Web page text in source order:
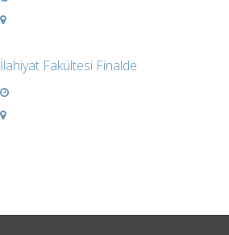
İlahiyat Fakültesi Finalde